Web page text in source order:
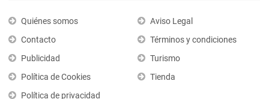
Quiénes somos
Contacto
Publicidad
Política de Cookies
Política de privacidad
Aviso Legal
Términos y condiciones
Turismo
Tienda